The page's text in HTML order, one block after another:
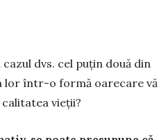
dvs. cel puțin două din
lor într-o formă oarecare vă
vieții?